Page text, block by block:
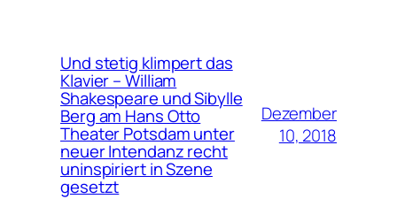
Und stetig klimpert das
Klavier – William
Shakespeare und Sibylle
Berg am Hans Otto
Theater Potsdam unter
neuer Intendanz recht
uninspiriert in Szene
gesetzt
Dezember
10, 2018